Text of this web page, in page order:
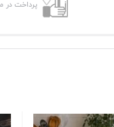
پرداخت در